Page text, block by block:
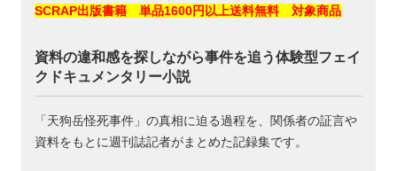
SCRAP出版書籍 単品1600円以上送料無料 対象商品
資料の違和感を探しながら事件を追う体験型フェイ
クドキュメンタリー小説
「天狗岳怪死事件」の真相に迫る過程を、関係者の証言や
資料をもとに週刊誌記者がまとめた記録集です。